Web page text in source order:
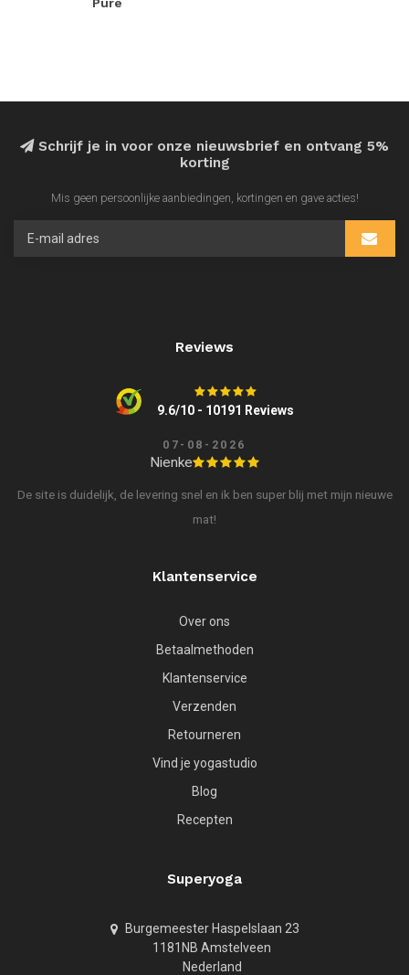
Pure
Schrijf je in voor onze nieuwsbrief en ontvang 5%
korting
Mis geen persoonlijke aanbiedingen, kortingen en gave acties!
Reviews
9.6/10 - 10191 Reviews
07-08-2026
Nienke
De site is duidelijk, de levering snel en ik ben super blij met mijn nieuwe
mat!
Klantenservice
Over ons
Betaalmethoden
Klantenservice
Verzenden
Retourneren
Vind je yogastudio
Blog
Recepten
Superyoga
Burgemeester Haspelslaan 23
1181NB Amstelveen
Nederland